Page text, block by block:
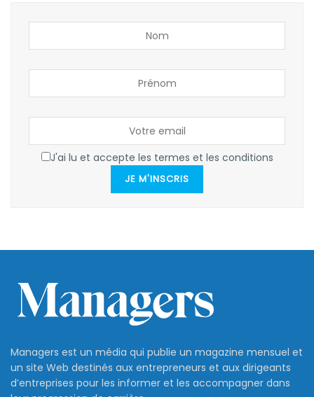
J'ai lu et accepte les termes et les conditions
JE M'INSCRIS
Managers est un média qui publie un magazine mensuel et
un site Web destinés aux entrepreneurs et aux dirigeants
d’entreprises pour les informer et les accompagner dans